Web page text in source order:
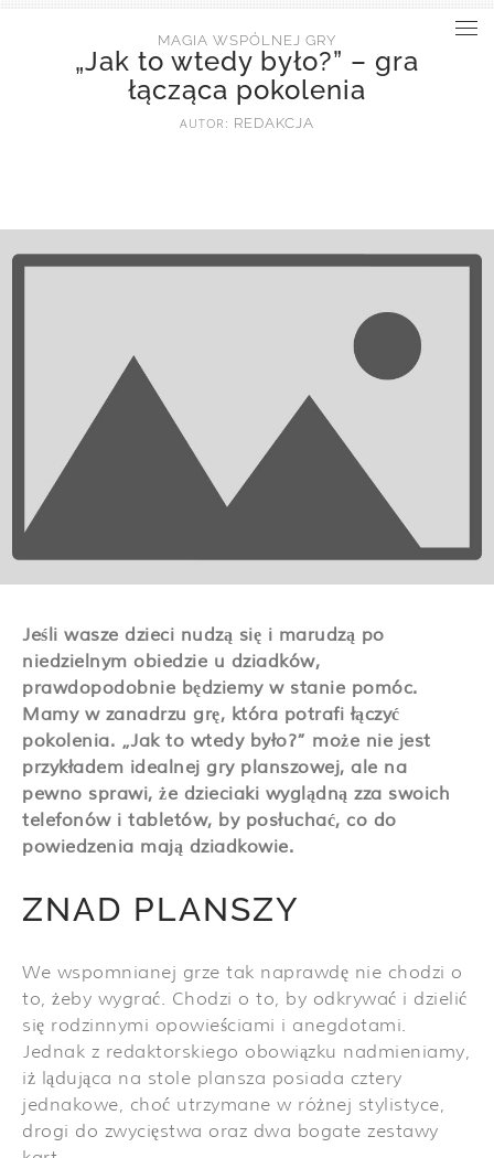
MAGIA WSPÓLNEJ GRY
„Jak to wtedy było?” – gra
łącząca pokolenia
AUTOR: REDAKCJA
Jeśli wasze dzieci nudzą się i marudzą po
niedzielnym obiedzie u dziadków,
prawdopodobnie będziemy w stanie pomóc.
Mamy w zanadrzu grę, która potrafi łączyć
pokolenia. „Jak to wtedy było?” może nie jest
przykładem idealnej gry planszowej, ale na
pewno sprawi, że dzieciaki wyglądną zza swoich
telefonów i tabletów, by posłuchać, co do
powiedzenia mają dziadkowie.
ZNAD PLANSZY
We wspomnianej grze tak naprawdę nie chodzi o
to, żeby wygrać. Chodzi o to, by odkrywać i dzielić
się rodzinnymi opowieściami i anegdotami.
Jednak z redaktorskiego obowiązku nadmieniamy,
iż lądująca na stole plansza posiada cztery
jednakowe, choć utrzymane w różnej stylistyce,
drogi do zwycięstwa oraz dwa bogate zestawy